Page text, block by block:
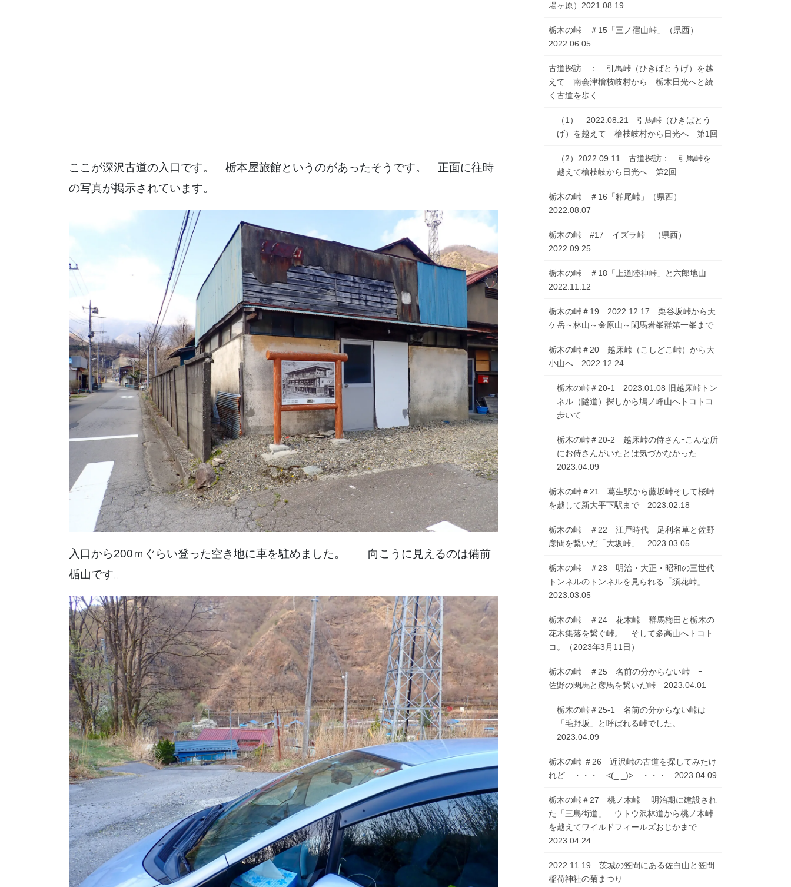
ここが深沢古道の入口です。 栃本屋旅館というのがあったそうです。 正面に往時
の写真が掲示されています。
入口から200ｍぐらい登った空き地に車を駐めました。 向こうに見えるのは備前
楯山です。
場ヶ原）2021.08.19
栃木の峠 ＃15「三ノ宿山峠」（県西）
2022.06.05
古道探訪 ： 引馬峠（ひきばとうげ）を越
えて 南会津檜枝岐村から 栃木日光へと続
く古道を歩く
（1） 2022.08.21 引馬峠（ひきばとう
げ）を越えて 檜枝岐村から日光へ 第1回
（2）2022.09.11 古道探訪： 引馬峠を
越えて檜枝岐から日光へ 第2回
栃木の峠 ＃16「粕尾峠」（県西）
2022.08.07
栃木の峠 #17 イズラ峠 （県西）
2022.09.25
栃木の峠 ＃18「上道陸神峠」と六郎地山
2022.11.12
栃木の峠＃19 2022.12.17 栗谷坂峠から天
ケ岳～林山～金原山～閑馬岩峯群第一峯まで
栃木の峠＃20 越床峠（こしどこ峠）から大
小山へ 2022.12.24
栃木の峠＃20-1 2023.01.08 旧越床峠トン
ネル（隧道）探しから鳩ノ峰山へトコトコ
歩いて
栃木の峠＃20-2 越床峠の侍さんｰこんな所
にお侍さんがいたとは気づかなかった
2023.04.09
栃木の峠＃21 葛生駅から藤坂峠そして桜峠
を越して新大平下駅まで 2023.02.18
栃木の峠 ＃22 江戸時代 足利名草と佐野
彦間を繋いだ「大坂峠」 2023.03.05
栃木の峠 ＃23 明治・大正・昭和の三世代
トンネルのトンネルを見られる「須花峠」
2023.03.05
栃木の峠 ＃24 花木峠 群馬梅田と栃木の
花木集落を繋ぐ峠。 そして多高山へトコト
コ。（2023年3月11日）
栃木の峠 ＃25 名前の分からない峠 ｰ
佐野の閑馬と彦馬を繋いだ峠 2023.04.01
栃木の峠＃25-1 名前の分からない峠は
「毛野坂」と呼ばれる峠でした。
2023.04.09
栃木の峠 ＃26 近沢峠の古道を探してみたけ
れど ・・・ <(_ _)> ・・・ 2023.04.09
栃木の峠＃27 桃ノ木峠 明治期に建設され
た「三島街道」 ウトウ沢林道から桃ノ木峠
を越えてワイルドフィールズおじかまで
2023.04.24
2022.11.19 茨城の笠間にある佐白山と笠間
稲荷神社の菊まつり